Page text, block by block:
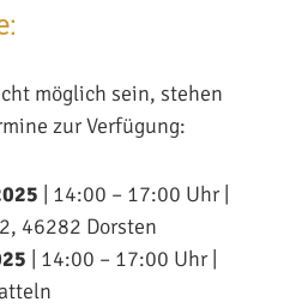
möglich sein, stehen
zur Verfügung:
| 14:00 – 17:00 Uhr |
46282 Dorsten
| 14:00 – 17:00 Uhr |